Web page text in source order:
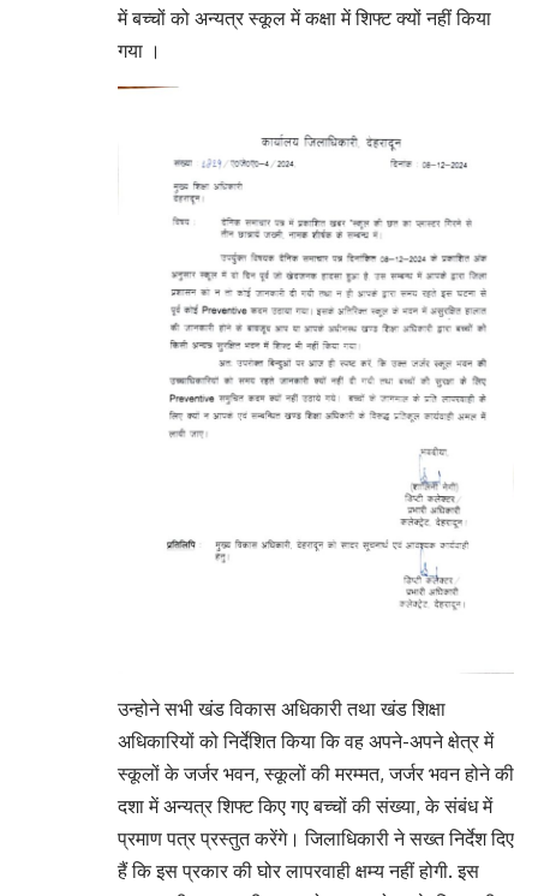
में बच्चों को अन्यत्र स्कूल में कक्षा में शिफ्ट क्यों नहीं किया
गया ।
उन्होने सभी खंड विकास अधिकारी तथा खंड शिक्षा
अधिकारियों को निर्देशित किया कि वह अपने-अपने क्षेत्र में
स्कूलों के जर्जर भवन, स्कूलों की मरम्मत, जर्जर भवन होने की
दशा में अन्यत्र शिफ्ट किए गए बच्चों की संख्या, के संबंध में
प्रमाण पत्र प्रस्तुत करेंगे। जिलाधिकारी ने सख्त निर्देश दिए
हैं कि इस प्रकार की घोर लापरवाही क्षम्य नहीं होगी. इस